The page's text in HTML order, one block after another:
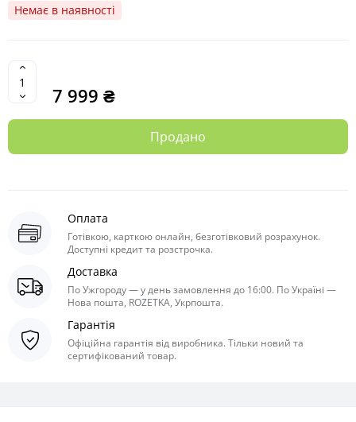
Немає в наявності
7 999 ₴
Продано
Оплата
Готівкою, карткою онлайн, безготівковий розрахунок.
Доступні кредит та розстрочка.
Доставка
По Ужгороду — у день замовлення до 16:00. По Україні —
Нова пошта, ROZETKA, Укрпошта.
Гарантія
Офіційна гарантія від виробника. Тільки новий та
сертифікований товар.